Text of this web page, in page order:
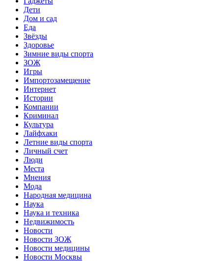
Дети
Дом и сад
Еда
Звёзды
Здоровье
Зимние виды спорта
ЗОЖ
Игры
Импортозамещение
Интернет
Истории
Компании
Криминал
Культура
Лайфхаки
Летние виды спорта
Личный счет
Люди
Места
Мнения
Мода
Народная медицина
Наука
Наука и техника
Недвижимость
Новости
Новости ЗОЖ
Новости медицины
Новости Москвы